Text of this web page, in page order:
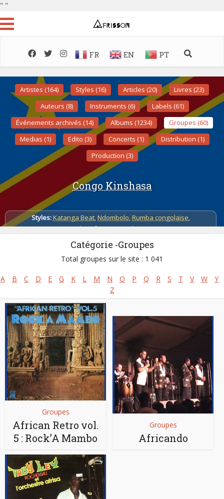
" "
FR EN PT
Artistes (164) Styles (16) Articles (20)
Livres (23)
Auteurs (8)
Instruments (6)
Labels (61)
Événements archivés (14)
Albums (1234)
Groupes (60)
Medias (1)
Edito (3) Concerts (1)
Distribution (1)
Production (3)
Congo Kinshasa
Styles:Katanga Beat,Ndombolo,Rumba congolaise,
Salsa africaine,Soukouss
Catégorie -Groupes
Total groupes sur le site : 1 041
A B C D E G K L M N O P Q R S T V W
Y
Z
Groupes
African Retro vol.
5 : Rock’A Mambo
Groupes
Africando